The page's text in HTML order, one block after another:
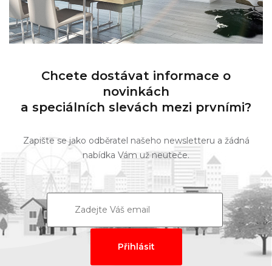
Chcete dostávat informace o
novinkách
a speciálních slevách mezi prvními?
Zapište se jako odběratel našeho newsletteru a žádná
nabídka Vám už neuteče.